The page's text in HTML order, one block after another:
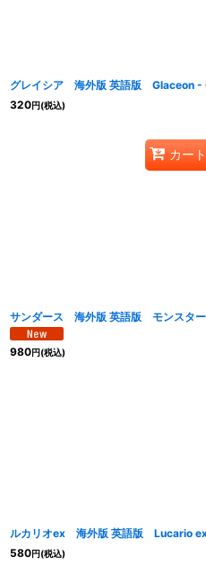
グレイシア 海外版 英語版 Glaceon -
320円(税込)
カー
サンダース 海外版 英語版 モンスタ
980円(税込)
ルカリオex 海外版 英語版 Lucario
580円(税込)